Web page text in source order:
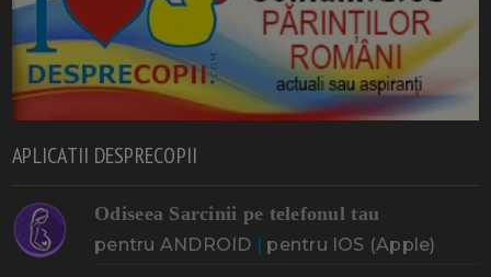
APLICATII DESPRECOPII
Odiseea Sarcinii pe telefonul tau
pentru ANDROID | pentru IOS (Apple)